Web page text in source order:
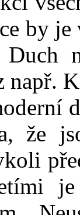
by
Duch
např.
že